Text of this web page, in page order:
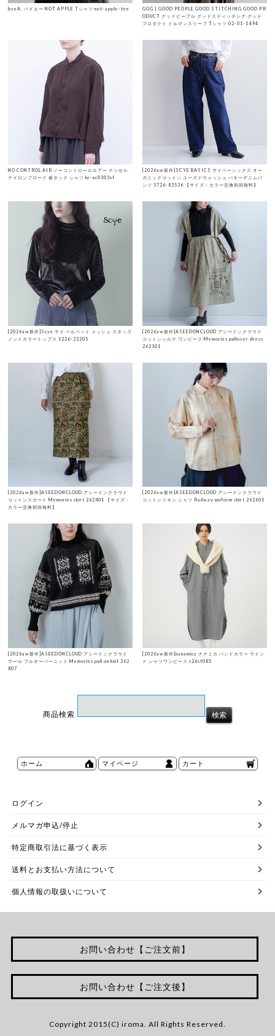
byeA. バイエー NOT APPLE Tシャツ not-apple-tee
GGG | GOOD PEOPLE GOOD STITCHING GOOD PR
ODUCT グッドピープル グッドスティッチング グッド
プロダクト ドルマンスリーブ Tシャツ 02-01-1494
NO CONTROL AIR ノーコントロールエアー テンセル
ナイロンブロード 裾タック シャツ hr-nc0303sf
[2026aw新作]SCYE BASICS サイベーシックス オー
ガニックコットン ユーズドウォッシュ バギーデニムパ
ンツ 5726-83536 【サイズ・カラー交換初回無料】
[2026aw新作]Scye サイ ベルベット メッシュ スタッズ
ノットカラートップス 1226-23205
[2026aw新作]ASEEDONCLOUD アシードンクラウド
コットンシルク ワンピース Memories pullover dress
262301
[2026aw新作]ASEEDONCLOUD アシードンクラウド
コットンスカート Memories skirt 262401 【サイズ・
カラー交換初回無料】
[2026aw新作]ASEEDONCLOUD アシードンクラウド
コットンリネン シャツ Railway uniform shirt 262601
[2026aw新作]ASEEDONCLOUD アシードンクラウド
ウール プルオーバーニット Memories pull on knit 262
807
[2026aw新作]nanamica ナナミカ バンドカラー ウイン
ド シャツワンピース s26sf085
商品検索
ホーム マイページ カート
ログイン
メルマガ申込/停止
特定商取引法に基づく表示
送料とお支払い方法について
個人情報の取扱いについて
お問い合わせ【ご注文前】
お問い合わせ【ご注文後】
Copyright 2015(C) iroma. All Rights Reserved.